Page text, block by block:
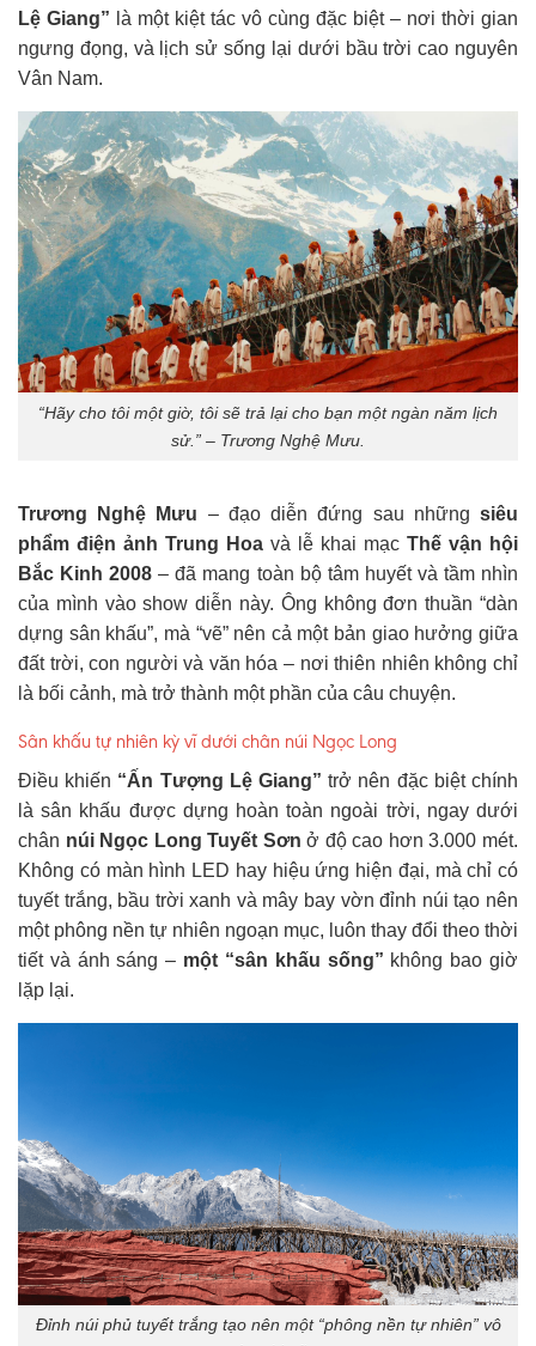
Lệ Giang” là một kiệt tác vô cùng đặc biệt – nơi thời gian
ngưng đọng, và lịch sử sống lại dưới bầu trời cao nguyên
Vân Nam.
“Hãy cho tôi một giờ, tôi sẽ trả lại cho bạn một ngàn năm lịch
sử.” – Trương Nghệ Mưu.
Trương Nghệ Mưu – đạo diễn đứng sau nhữngsiêu
phẩm điện ảnh Trung Hoa và lễ khai mạc Thế vận hội
Bắc Kinh 2008 – đã mang toàn bộ tâm huyết và tầm nhìn
của mình vào show diễn này. Ông không đơn thuần “dàn
dựng sân khấu”, mà “vẽ” nên cả một bản giao hưởng giữa
đất trời, con người và văn hóa – nơi thiên nhiên không chỉ
là bối cảnh, mà trở thành một phần của câu chuyện.
Sân khấu tự nhiên kỳ vĩ dưới chân núi Ngọc Long
Điều khiến “Ấn Tượng Lệ Giang” trở nên đặc biệt chính
là sân khấu được dựng hoàn toàn ngoài trời, ngay dưới
chân núi Ngọc Long Tuyết Sơn ở độ cao hơn 3.000 mét.
Không có màn hình LED hay hiệu ứng hiện đại, mà chỉ có
tuyết trắng, bầu trời xanh và mây bay vờn đỉnh núi tạo nên
một phông nền tự nhiên ngoạn mục, luôn thay đổi theo thời
tiết và ánh sáng – một “sân khấu sống” không bao giờ
lặp lại.
Đỉnh núi phủ tuyết trắng tạo nên một “phông nền tự nhiên” vô